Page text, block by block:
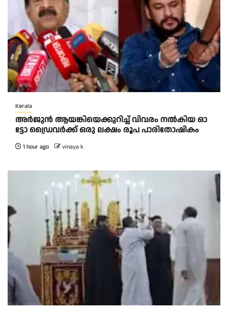
Kerala
അ​ർ​ജു​ൻ ആ​യ​ങ്കി​യെ​ക്കു​റി​ച്ച് വി​വ​രം ന​ൽ​കി​യ ഓ​
ട്ടോ ഡ്രൈ​വ​ർ​ക്ക് ഒ​രു ല​ക്ഷം രൂ​പ പാ​രി​തോ​ഷി​കം
1 hour ago vinaya k